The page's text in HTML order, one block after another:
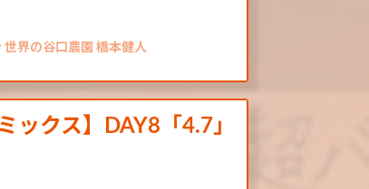
世界の谷口農園 橋本健人
ックス】DAY8「4.7」